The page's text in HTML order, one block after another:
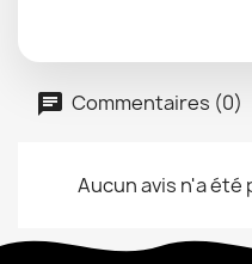
Commentaires (0)
Aucun avis n'a été